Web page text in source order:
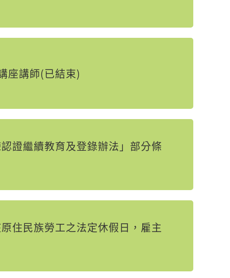
座講師(已結束)
證繼續教育及登錄辦法」部分條
住民族勞工之法定休假日，雇主